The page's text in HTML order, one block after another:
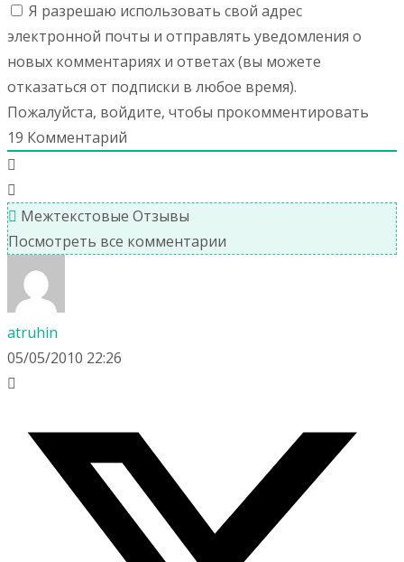
Я разрешаю использовать свой адрес
электронной почты и отправлять уведомления о
новых комментариях и ответах (вы можете
отказаться от подписки в любое время).
Пожалуйста, войдите, чтобы прокомментировать
19 Комментарий
Межтекстовые Отзывы
Посмотреть все комментарии
atruhin
05/05/2010 22:26